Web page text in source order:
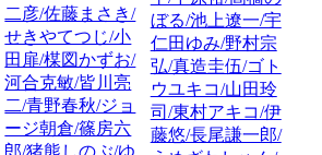
二彦/佐藤まさき/
せきやてつじ/小
田扉/楳図かずお/
河合克敏/皆川亮
二/青野春秋/ジョ
ージ朝倉/篠房六
郎/猪熊しのぶ/ゆ
ぼる/池上遼一/宇
仁田ゆみ/野村宗
弘/真造圭伍/ゴト
ウユキコ/山田玲
司/東村アキコ/伊
藤悠/長尾謙一郎/